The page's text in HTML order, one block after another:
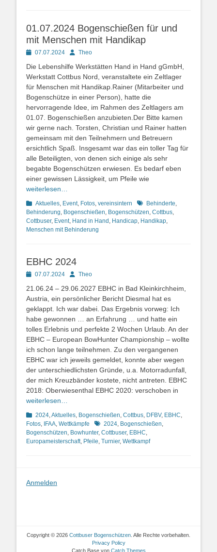
01.07.2024 Bogenschießen für und
mit Menschen mit Handikap
Posted07.07.2024 AutorTheo
Die Lebenshilfe Werkstätten Hand in Hand gGmbH,
Werkstatt Cottbus Nord, veranstaltete ein Zeltlager
für Menschen mit Handikap.Rainer (Mitarbeiter und
Bogenschütze in einer Person), hatte die
hervorragende Idee, im Rahmen des Zeltlagers am
01.07. Bogenschießen anzubieten.Der Bitte kamen
wir gerne nach. Torsten, Christian und Rainer hatten
gemeinsam mit den Teilnehmern und Betreuern
ersichtlich Spaß. Insgesamt war das ein toller Tag für
alle Beteiligten, von denen sich einige als sehr
begabte Bogenschützen erwiesen. Es bedarf eben
einer gewissen Lässigkeit, um Pfeile wie
weiterlesen…
Kategorien
Aktuelles, Event, Fotos, vereinsintern Schlagworte
Behinderte,
Behinderung, Bogenschießen, Bogenschützen, Cottbus,
Cottbuser, Event, Hand in Hand, Handicap, Handikap,
Menschen mit Behinderung
EBHC 2024
Posted07.07.2024 AutorTheo
21.06.24 – 29.06.2027 EBHC in Bad Kleinkirchheim,
Austria, ein persönlicher Bericht Diesmal hat es
geklappt. Ich war dabei. Das Ergebnis vorweg: Ich
habe gewonnen … an Erfahrung … und hatte ein
tolles Erlebnis und perfekte 2 Wochen Urlaub. An der
EBHC – European BowHunter Championship – wollte
ich schon lange teilnehmen. Zu den vergangenen
EBHC war ich jeweils gemeldet, konnte aber wegen
der unterschiedlichsten Gründe, u.a. Motorradunfall,
der mich Kreuzbänder kostete, nicht antreten. EBHC
2018: Oberwiesenthal EBHC 2020: verschoben in
weiterlesen…
Kategorien
2024,Aktuelles, Bogenschießen, Cottbus, DFBV, EBHC,
Fotos, IFAA, Wettkämpfe Schlagworte
2024, Bogenschießen,
Bogenschützen, Bowhunter, Cottbuser, EBHC,
Europameisterschaft, Pfeile, Turnier, Wettkampf
Anmelden
Copyright © 2026 Cottbuser Bogenschützen . Alle Rechte vorbehalten.
Privacy Policy
Catch Base von Catch Themes